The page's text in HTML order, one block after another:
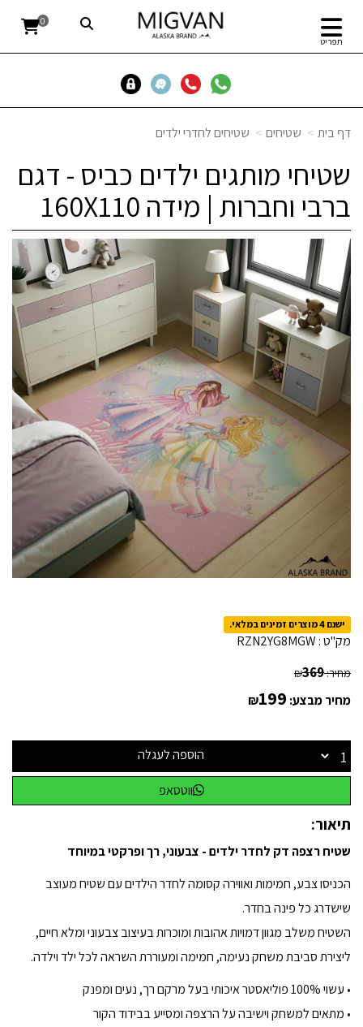
תפריט
0
דף בית שטיחים שטיחים לחדרי ילדים
שטיחי מותגים ילדים כביס - דגם
ברבי וחברות | מידה 160X110
ישנם 4 מוצרים זמינים במלאי.
מק"ט : RZN2YG8MGW
מחיר: ₪369
מחיר מבצע: ₪199
הוספה לעגלה
ווטסאפ
תיאור:
שטיח רצפה דק לחדר ילדים - צבעוני, רך ופרקטי במיוחד
הכניסו צבע, חמימות ואווירה קסומה לחדר הילדים עם שטיח מעוצב
שישדרג כל פינה בחדר.
השטיח משלב מגוון דמויות אהובות ומוכרות בעיצוב צבעוני ומלא חיים,
ליצירת סביבת משחק נעימה, חמימה ומעוררת השראה לכל ילד וילדה.
• עשוי 100% פוליאסטר איכותי בעל מרקם רך, נעים ומפנק
• מתאים למשחק וישיבה על הרצפה ומסייע בבידוד הקור